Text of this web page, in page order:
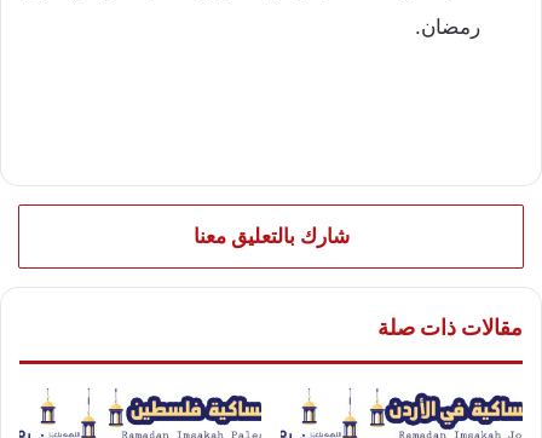
رمضان.
شارك بالتعليق معنا
مقالات ذات صلة